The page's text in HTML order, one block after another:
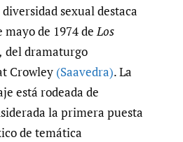
sexual destaca
mayo de 1974 deLos
del dramaturgo
Crowley (Saavedra). La
está rodeada de
la primera puesta
de temática